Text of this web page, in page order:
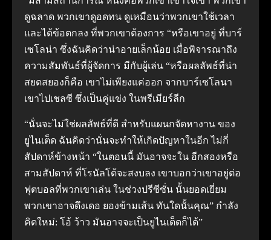
ดูฉลาด พวกเขาดูอดทน ดูเหมือนว่าพวกเขาใช้เวลา
และได้ข้อตกลง ที่พวกเขาต้องการ “หรือเขาอยู่ ที่บาร์
เซโลน่า ซึ่งฉันคิดว่าน่าอายเล็กน้อย เมื่อพิจารณาถึง
ความสัมพันธ์ที่ผู้จัดการ มีกับผู้เล่น “หรือผลลัพธ์ที่น่า
สยดสยองก็คือ เขาไม่เพียงแค่ออก จากบาร์เซโลนา
เขาไปเชลซี ซึ่งเป็นคู่แข่ง ในพรีเมียร์ลีก
“นั่นจะไม่ใช่ผลลัพธ์ที่ดี สำหรับแผนกจัดหางาน ของ
ยูไนเต็ด ฉันคิดว่านั่นจะทำให้เกิดปัญหาในอีก ไม่กี่
สัปดาห์ข้างหน้า “ในตอนนี้ มันอาจจะใน อีกสองหรือ
สามสัปดาห์ ที่โรนัลโด้จะสงบลง เขาบอกว่าเขาอยู่ต่อ
ฟุตบอลที่พวกเขาเล่น ในช่วงปรีซีซั่น นั้นยอดเยี่ยม
พวกเขาอาจดึงเดอ ยองข้ามเส้น ทันใดนั้นคุณ” กำลัง
คิดใหม่: โอ้ ว้าว มันอาจจะเป็นยูไนเต็ดก็ได้”